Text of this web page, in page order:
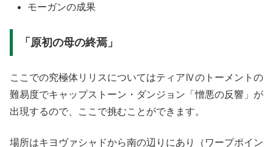
モーガンの成果
「原初の母の終焉」
ここでの究極体リリスについてはティアⅣのトーメントの
難易度でキャップストーン・ダンジョン「憎悪の反響」が
出現するので、ここで挑むことができます。
場所はキヨヴァシャドから南の辺りにあり（ワープポイン